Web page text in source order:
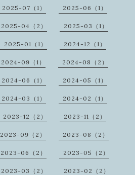
2025-07（1） 2025-06（1）
2025-04（2） 2025-03（1）
2025-01（1） 2024-12（1）
2024-09（1） 2024-08（2）
2024-06（1） 2024-05（1）
2024-03（1） 2024-02（1）
2023-12（2） 2023-11（2）
2023-09（2） 2023-08（2）
2023-06（2） 2023-05（2）
2023-03（2） 2023-02（2）